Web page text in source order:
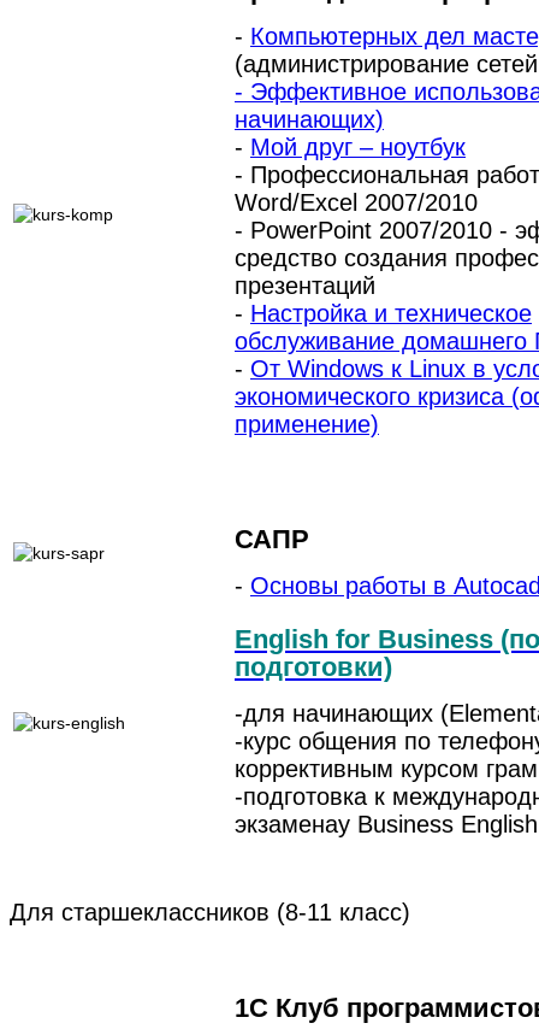
- Компьютерных дел
(администрирование
- Эффективное
начинающих)
- Мой друг – ноутбук
- Профессиональная
Word/Excel 2007/2010
- PowerPoint 2007/2010 -
средство создания
презентаций
- Настройка и техническое
обслуживание домашнего
- От Windows к Linux в
экономического кризиса
применение)
САПР
- Основы работы в
English for Business
подготовки)
-для начинающих
-курс общения по
коррективным курсом
-подготовка к
экзаменау Business English
Для старшеклаcсников (8-11 класс)
1C Клуб